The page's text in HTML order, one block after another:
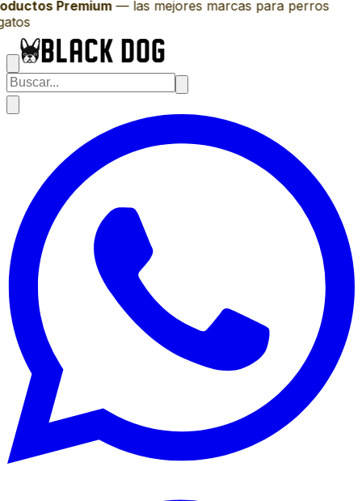
Premium—las mejores marcas para perros